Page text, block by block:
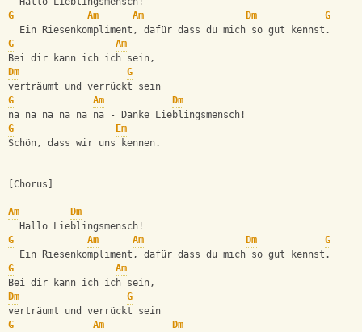
G
Am Am Dm
G
  Ein Riesenkompliment, dafür dass du mich so gut kennst.
G
Am
Bei dir kann ich ich sein,
Dm
G
verträumt und verrückt sein
G
Am
Dm
na na na na na na - Danke Lieblingsmensch!
G
Em
Schön, dass wir uns kennen.
[Chorus]
Am
Dm
  Hallo Lieblingsmensch!
G
Am Am Dm
G
  Ein Riesenkompliment, dafür dass du mich so gut kennst.
G
Am
Bei dir kann ich ich sein,
Dm
G
verträumt und verrückt sein
G
Am
Dm